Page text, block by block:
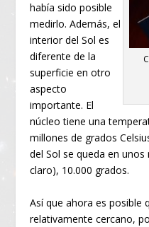
había sido posible
medirlo. Además, el
interior del Sol es
diferente de la
superficie en otro
aspecto
importante. El
núcleo tiene una
millones de grados
del Sol se queda en
claro), 10.000 grados.
Así que ahora es posible
relativamente cercano,